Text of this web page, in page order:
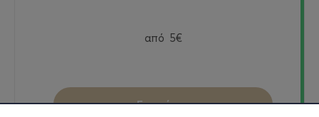
από 5€
Εισιτήρια